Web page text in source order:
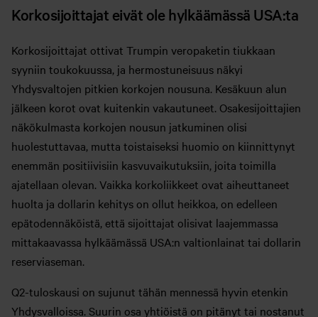
Korkosijoittajat eivät ole hylkäämässä USA:ta
Korkosijoittajat ottivat Trumpin veropaketin tiukkaan
syyniin toukokuussa, ja hermostuneisuus näkyi
Yhdysvaltojen pitkien korkojen nousuna. Kesäkuun alun
jälkeen korot ovat kuitenkin vakautuneet. Osakesijoittajien
näkökulmasta korkojen nousun jatkuminen olisi
huolestuttavaa, mutta toistaiseksi huomio on kiinnittynyt
enemmän positiivisiin kasvuvaikutuksiin, joita toimilla
ajatellaan olevan. Vaikka korkoliikkeet ovat aiheuttaneet
huolta ja dollarin kehitys on ollut heikkoa, on edelleen
epätodennäköistä, että sijoittajat olisivat laajemmassa
mittakaavassa hylkäämässä USA:n valtionlainat tai dollarin
reserviaseman.
Q2-tuloskausi on sujunut tähän mennessä hyvin etenkin
Yhdysvalloissa. Suurin osa yhtiöistä on pitänyt tai nostanut